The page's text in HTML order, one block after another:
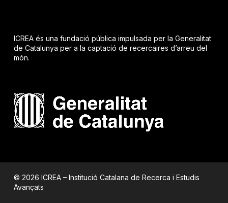
ICREA és una fundació pública impulsada per la Generalitat
de Catalunya per a la captació de recercaires d’arreu del
món.
© 2026 ICREA – Institució Catalana de Recerca i Estudis
Avançats